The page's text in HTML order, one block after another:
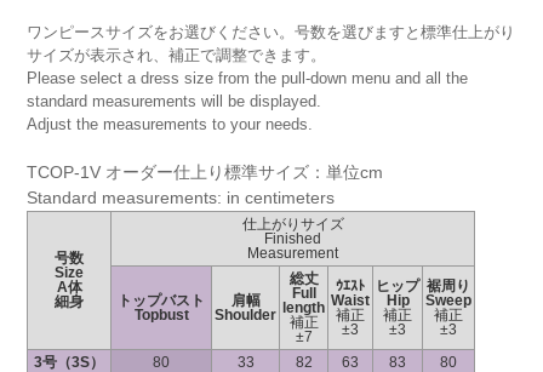
ワンピースサイズをお選びください。号数を選びますと標準仕上がり
サイズが表示され、補正で調整できます。
Please select a dress size from the pull-down menu and all the
standard measurements will be displayed.
Adjust the measurements to your needs.
TCOP-1V オーダー仕上り標準サイズ：単位cm
Standard measurements: in centimeters
号数
Size
A体
細身
仕上がりサイズ
Finished
Measurement
トップバスト
Topbust
肩幅
Shoulder
総丈
Full
length
補正
±7
ｳｴｽﾄ
Waist
補正
±3
ヒップ
Hip
補正
±3
裾周り
Sweep
補正
±3
3号（3S）
80 33 82 63 83
80